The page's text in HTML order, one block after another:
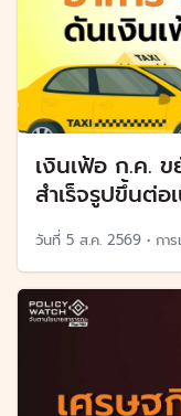
เงินเฟ้อ ก.ค. ข
สำเร็จรูปขึ้นต่อ
วันที่ 5 ส.ค. 2569 • กา